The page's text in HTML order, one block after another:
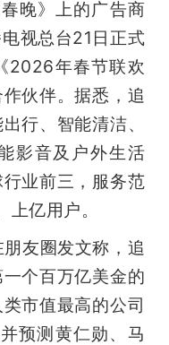
晚》上的广告商
视总台21日正式
2026年春节联欢
伙伴。据悉，追
行、智能清洁、
影音及户外生活
业前三，服务范
亿用户。
友圈发文称，追
个百万亿美金的
市值最高的公司
预测黄仁勋、马